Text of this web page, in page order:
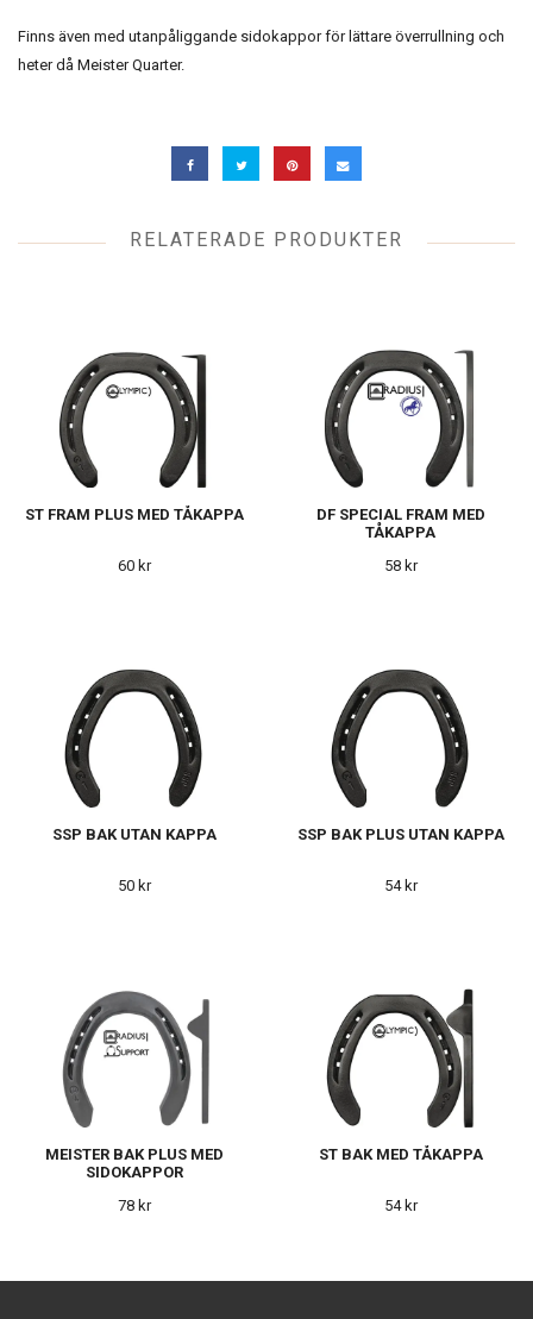
Finns även med utanpåliggande sidokappor för lättare överrullning och
heter då Meister Quarter.
RELATERADE PRODUKTER
ST FRAM PLUS MED TÅKAPPA
60 kr
DF SPECIAL FRAM MED
TÅKAPPA
58 kr
SSP BAK UTAN KAPPA
50 kr
SSP BAK PLUS UTAN KAPPA
54 kr
MEISTER BAK PLUS MED
SIDOKAPPOR
78 kr
ST BAK MED TÅKAPPA
54 kr